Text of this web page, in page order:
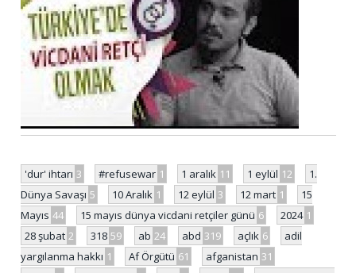
'dur' ihtarı 3 #refusewar 1 1 aralık 11 1 eylül 12
1.
Dünya Savaşı 5 10 Aralık 1 12 eylül 3 12 mart 1
15
Mayıs 44 15 mayıs dünya vicdani retçiler günü 6 2024 1
28 şubat 2 318 59 ab 24 abd 319 açlık 6
adil
yargılanma hakkı 1 Af Örgütü 61 afganistan 31